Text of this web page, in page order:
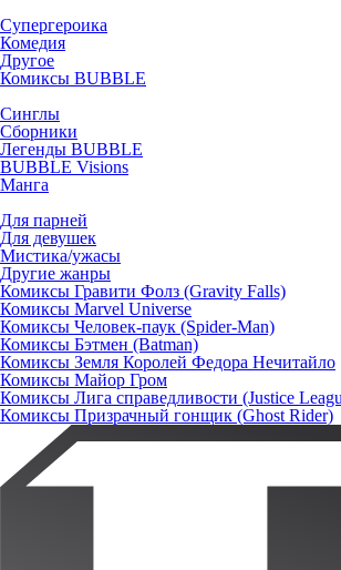
Супергероика
Комедия
Другое
Комиксы BUBBLE
Синглы
Сборники
Легенды BUBBLE
BUBBLE Visions
Манга
Для парней
Для девушек
Мистика/ужасы
Другие жанры
Комиксы Гравити Фолз (Gravity Falls)
Комиксы Marvel Universe
Комиксы Человек-паук (Spider-Man)
Комиксы Бэтмен (Batman)
Комиксы Земля Королей Федора Нечитайло
Комиксы Майор Гром
Комиксы Лига справедливости (Justice
Комиксы Призрачный гонщик (Ghost Rider)